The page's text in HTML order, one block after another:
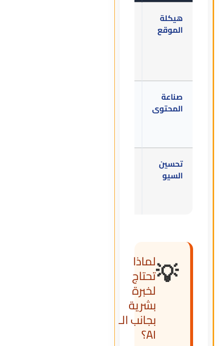
هيكلة
الموقع
صناعة
المحتوى
تحسين
السيو
💡لماذا
تحتاج
لخبرة
بشرية
بجانب الـ
AI؟